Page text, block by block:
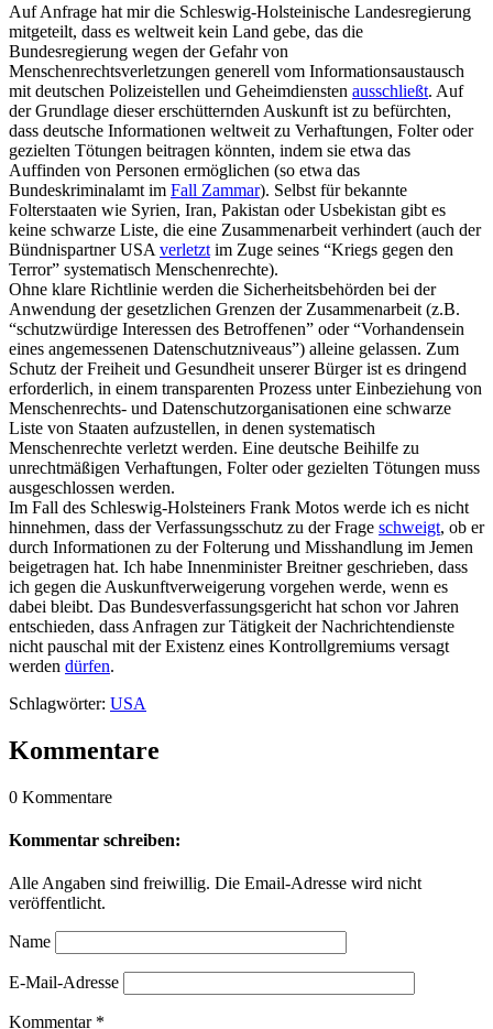
Auf Anfrage hat mir die Schleswig-Holsteinische Landesregierung
mitgeteilt, dass es weltweit kein Land gebe, das die
Bundesregierung wegen der Gefahr von
Menschenrechtsverletzungen generell vom Informationsaustausch
mit deutschen Polizeistellen und Geheimdiensten ausschließt. Auf
der Grundlage dieser erschütternden Auskunft ist zu befürchten,
dass deutsche Informationen weltweit zu Verhaftungen, Folter oder
gezielten Tötungen beitragen könnten, indem sie etwa das
Auffinden von Personen ermöglichen (so etwa das
Bundeskriminalamt im Fall Zammar). Selbst für bekannte
Folterstaaten wie Syrien, Iran, Pakistan oder Usbekistan gibt es
keine schwarze Liste, die eine Zusammenarbeit verhindert (auch der
Bündnispartner USA verletzt im Zuge seines “Kriegs gegen den
Terror” systematisch Menschenrechte).
Ohne klare Richtlinie werden die Sicherheitsbehörden bei der
Anwendung der gesetzlichen Grenzen der Zusammenarbeit (z.B.
“schutzwürdige Interessen des Betroffenen” oder “Vorhandensein
eines angemessenen Datenschutzniveaus”) alleine gelassen. Zum
Schutz der Freiheit und Gesundheit unserer Bürger ist es dringend
erforderlich, in einem transparenten Prozess unter Einbeziehung von
Menschenrechts- und Datenschutzorganisationen eine schwarze
Liste von Staaten aufzustellen, in denen systematisch
Menschenrechte verletzt werden. Eine deutsche Beihilfe zu
unrechtmäßigen Verhaftungen, Folter oder gezielten Tötungen muss
ausgeschlossen werden.
Im Fall des Schleswig-Holsteiners Frank Motos werde ich es nicht
hinnehmen, dass der Verfassungsschutz zu der Frage schweigt, ob er
durch Informationen zu der Folterung und Misshandlung im Jemen
beigetragen hat. Ich habe Innenminister Breitner geschrieben, dass
ich gegen die Auskunftverweigerung vorgehen werde, wenn es
dabei bleibt. Das Bundesverfassungsgericht hat schon vor Jahren
entschieden, dass Anfragen zur Tätigkeit der Nachrichtendienste
nicht pauschal mit der Existenz eines Kontrollgremiums versagt
werden dürfen.
Schlagwörter: USA
Kommentare
0 Kommentare
Kommentar schreiben:
Alle Angaben sind freiwillig. Die Email-Adresse wird nicht
veröffentlicht.
Name
E-Mail-Adresse
Kommentar *